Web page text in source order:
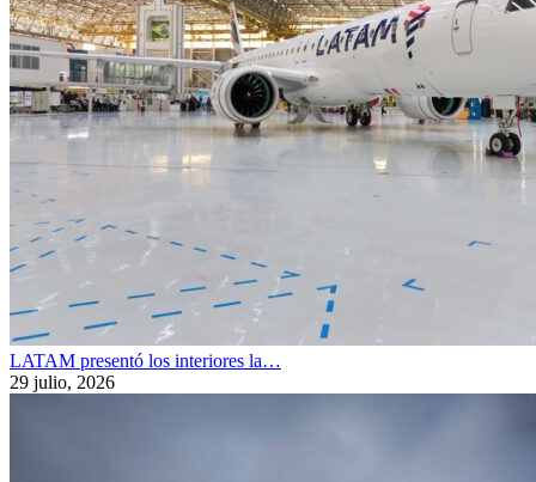
LATAM presentó los interiores la…
29 julio, 2026